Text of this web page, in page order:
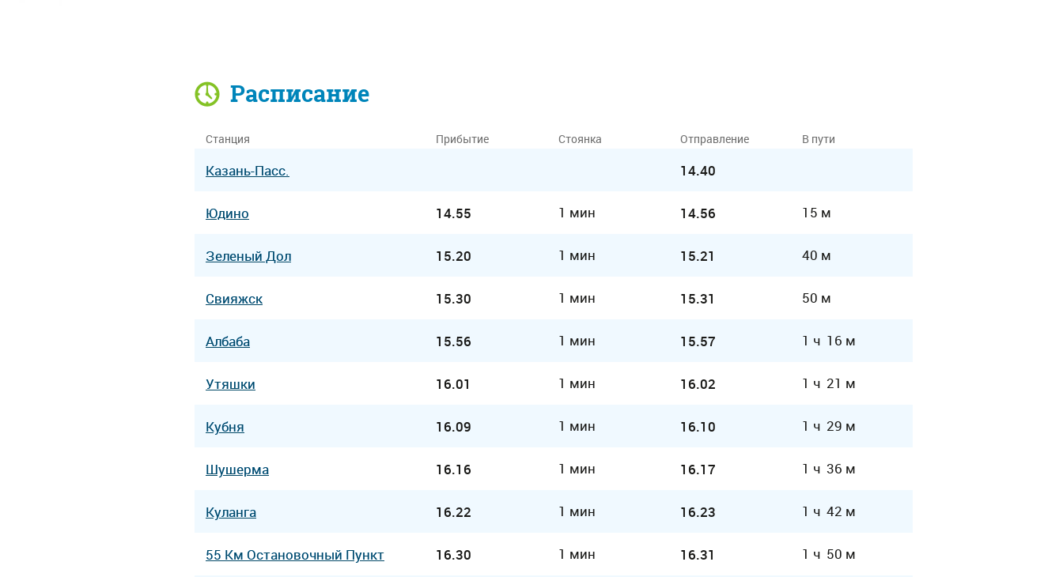
Расписание
Станция Прибытие Стоянка Отправление В пути
Казань-Пасс. 14.40
Юдино 14.55 1 мин 14.56 15 м
Зеленый Дол 15.20 1 мин 15.21 40 м
Свияжск 15.30 1 мин 15.31 50 м
Албаба 15.56 1 мин 15.57 1 ч 16 м
Утяшки 16.01 1 мин 16.02 1 ч 21 м
Кубня 16.09 1 мин 16.10 1 ч 29 м
Шушерма 16.16 1 мин 16.17 1 ч 36 м
Куланга 16.22 1 мин 16.23 1 ч 42 м
55 Км Остановочный Пункт 16.30 1 мин 16.31 1 ч 50 м